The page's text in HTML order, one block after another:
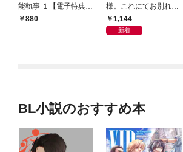
能執事 １【電子特典付
き】880
様。これにてお別れい
たしましょう【電子書
籍特装版】
1,144
新着
BL小説のおすすめ本